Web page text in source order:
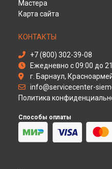
Ремонт варочной панели
Ремонт варочной панели
Ремонт варочной панели
Набережных Челнах
Ремонт варочной панели
Мастера
Карта сайта
КОНТАКТЫ
+7 (800) 302-39-08
Ежедневно с 09:00 до
г. Барнаул,
info@servicecenter-
Политика
Способы оплаты